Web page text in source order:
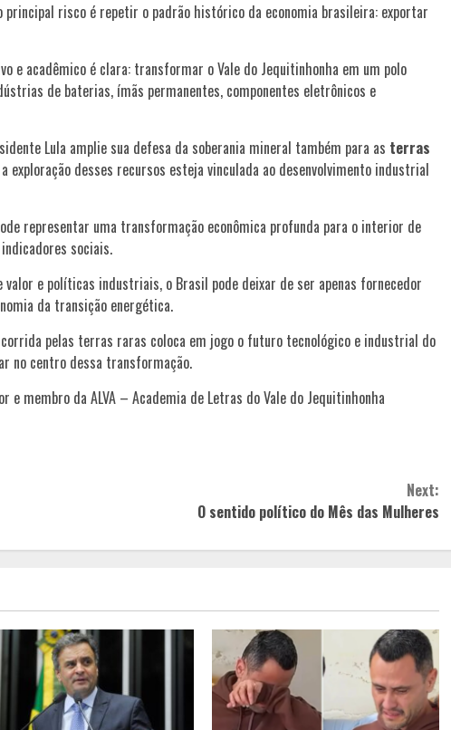
principal risco é repetir o padrão histórico da economia brasileira: exportar
e acadêmico é clara: transformar o Vale do Jequitinhonha em um polo
de baterias, ímãs permanentes, componentes eletrônicos e
Lula amplie sua defesa da soberania mineral também para as terras
exploração desses recursos esteja vinculada ao desenvolvimento industrial
representar uma transformação econômica profunda para o interior de
sociais.
valor e políticas industriais, o Brasil pode deixar de ser apenas fornecedor
da transição energética.
pelas terras raras coloca em jogo o futuro tecnológico e industrial do
no centro dessa transformação.
membro da ALVA – Academia de Letras do Vale do Jequitinhonha
Next:
O sentido político do Mês das Mulheres